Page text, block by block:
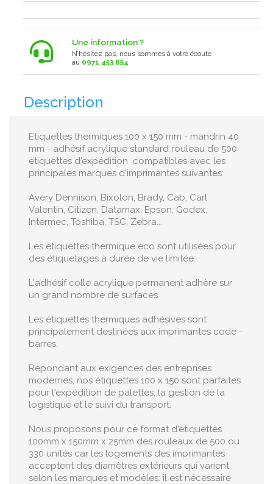
Une information ?
N’hésitez pas, nous sommes à votre écoute
au 0971 453 854
Description
Etiquettes thermiques 100 x 150 mm - mandrin 40
mm - adhésif acrylique standard rouleau de 500
étiquettes d'expédition compatibles avec les
principales marques d'imprimantes suivantes:
Avery Dennison, Bixolon, Brady, Cab, Carl
Valentin, Citizen, Datamax, Epson, Godex,
Intermec, Toshiba, TSC, Zebra...
Les étiquettes thermique eco sont utilisées pour
des étiquetages à durée de vie limitée.
L'adhésif colle acrylique permanent adhère sur
un grand nombre de surfaces.
Les étiquettes thermiques adhésives sont
principalement destinées aux imprimantes code -
barres.
Répondant aux exigences des entreprises
modernes, nos étiquettes 100 x 150 sont parfaites
pour l'expédition de palettes, la gestion de la
logistique et le suivi du transport.
Nous proposons pour ce format d'étiquettes
100mm x 150mm x 25mm des rouleaux de 500 ou
330 unités car les logements des imprimantes
acceptent des diamètres extérieurs qui varient
selon les marques et modèles: il est nécessaire